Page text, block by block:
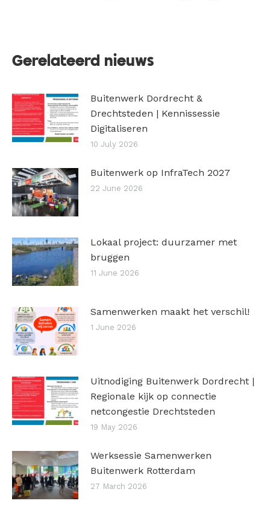
Gerelateerd nieuws
Buitenwerk Dordrecht &
Drechtsteden | Kennissessie
Digitaliseren
10 July 2026
Buitenwerk op InfraTech 2027
22 June 2026
Lokaal project: duurzamer met
bruggen
11 June 2026
Samenwerken maakt het verschil!
1 June 2026
Uitnodiging Buitenwerk Dordrecht |
Regionale kijk op connectie
netcongestie Drechtsteden
19 May 2026
Werksessie Samenwerken
Buitenwerk Rotterdam
27 March 2026